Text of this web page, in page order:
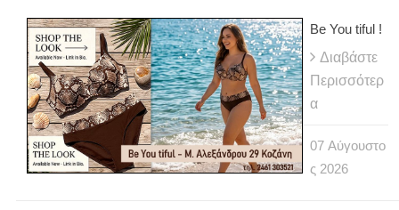
Be You tiful !
Διαβάστε
Περισσότερ
α
07 Αύγουστο
ς 2026